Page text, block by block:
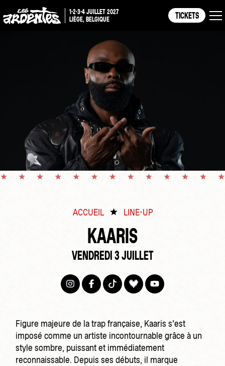
1-2-3-4 JUILLET 2027
LIÈGE, BELGIQUE
TICKETS
ACCUEIL LINE-UP
KAARIS
VENDREDI 3 JUILLET
Figure majeure de la trap française, Kaaris s’est
imposé comme un artiste incontournable grâce à un
style sombre, puissant et immédiatement
reconnaissable. Depuis ses débuts, il marque